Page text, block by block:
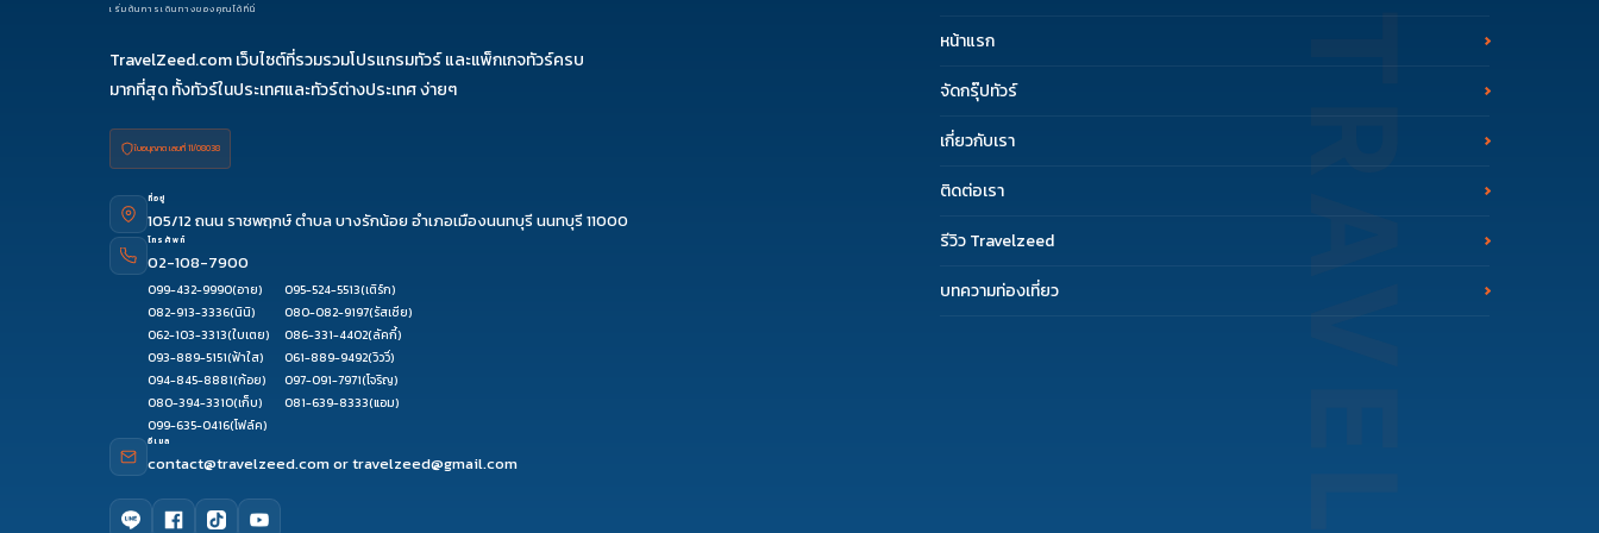
เริ่มต้นการเดินทางของคุณได้ที่นี่
TravelZeed.com เว็บไซต์ที่รวมรวมโปรแกรมทัวร์ และแพ็กเกจทัวร์ครบ
มากที่สุด ทั้งทัวร์ในประเทศและทัวร์ต่างประเทศ ง่ายๆ
ใบอนุญาต เลขที่ 11/08038
ที่อยู่
105/12 ถนน ราชพฤกษ์ ตำบล บางรักน้อย อำเภอเมืองนนทบุรี นนทบุรี 11000
โทรศัพท์
02-108-7900
099-432-9990(อาย) 095-524-5513(เติร์ก)
082-913-3336(นินิ) 080-082-9197(รัสเซีย)
062-103-3313(ใบเตย) 086-331-4402(ลัคกี้)
093-889-5151(ฟ้าใส) 061-889-9492(วิววี่)
094-845-8881(ก้อย) 097-091-7971(โจริญ)
080-394-3310(เก็บ) 081-639-8333(แอม)
099-635-0416(โฟล์ค)
อีเมล
contact@travelzeed.comortravelzeed@gmail.com
หน้าแรก
จัดกรุ๊ปทัวร์
เกี่ยวกับเรา
ติดต่อเรา
รีวิว Travelzeed
บทความท่องเที่ยว